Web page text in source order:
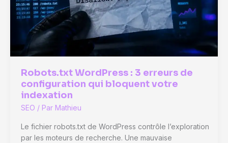
qui
ont
transformé
l’informatique
Robots.txt WordPress : 3 erreurs de
configuration qui bloquent votre
indexation
SEO / Par Mathieu
Le fichier robots.txt de WordPress contrôle l’exploration
par les moteurs de recherche. Une mauvaise